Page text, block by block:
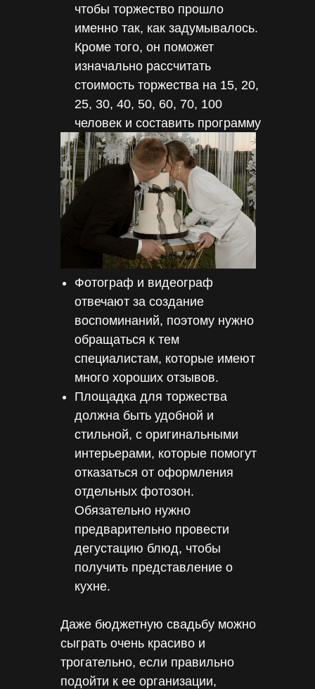
чтобы торжество прошло
именно так, как задумывалось.
Кроме того, он поможет
изначально рассчитать
стоимость торжества на 15, 20,
25, 30, 40, 50, 60, 70, 100
человек и составить программу
в рамках бюджета.
Фотограф и видеограф
отвечают за создание
воспоминаний, поэтому нужно
обращаться к тем
специалистам, которые имеют
много хороших отзывов.
Площадка для торжества
должна быть удобной и
стильной, с оригинальными
интерьерами, которые помогут
отказаться от оформления
отдельных фотозон.
Обязательно нужно
предварительно провести
дегустацию блюд, чтобы
получить представление о
кухне.
Даже бюджетную свадьбу можно
сыграть очень красиво и
трогательно, если правильно
подойти к ее организации,